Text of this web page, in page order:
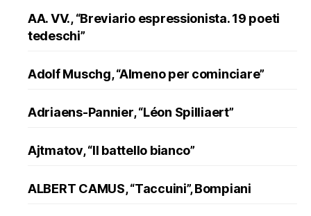
AA. VV., “Breviario espressionista. 19 poeti
tedeschi”
Adolf Muschg, “Almeno per cominciare”
Adriaens-Pannier, “Léon Spilliaert”
Ajtmatov, “Il battello bianco”
ALBERT CAMUS, “Taccuini”, Bompiani